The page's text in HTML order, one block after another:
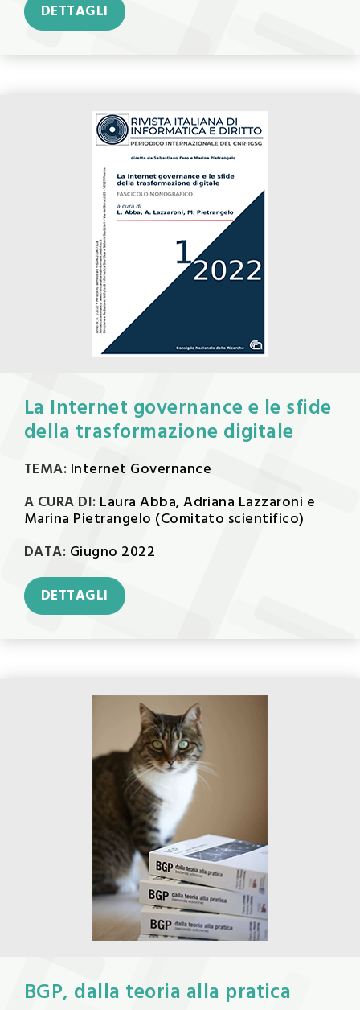
DETTAGLI
La Internet governance e le sfide
della trasformazione digitale
TEMA: Internet Governance
A CURA DI: Laura Abba, Adriana Lazzaroni e
Marina Pietrangelo (Comitato scientifico)
DATA: Giugno 2022
DETTAGLI
BGP, dalla teoria alla pratica